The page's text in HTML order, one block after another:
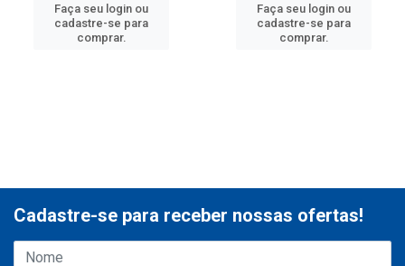
Faça seu login ou
cadastre-se para
comprar.
Faça seu login ou
cadastre-se para
comprar.
Cadastre-se para receber nossas ofertas!